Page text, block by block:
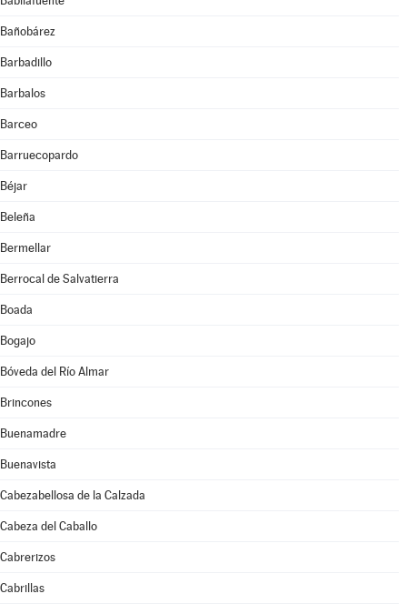
Bañobárez
Barbadillo
Barbalos
Barceo
Barruecopardo
Béjar
Beleña
Bermellar
Berrocal de Salvatierra
Boada
Bogajo
Bóveda del Río Almar
Brincones
Buenamadre
Buenavista
Cabezabellosa de la Calzada
Cabeza del Caballo
Cabrerizos
Cabrillas